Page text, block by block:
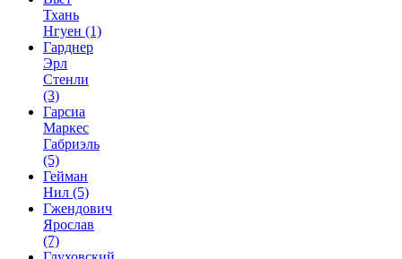
Тхань
Нгуен (1)
Гарднер
Эрл
Стенли
(3)
Гарсиа
Маркес
Габриэль
(5)
Гейман
Нил (5)
Гжендович
Ярослав
(7)